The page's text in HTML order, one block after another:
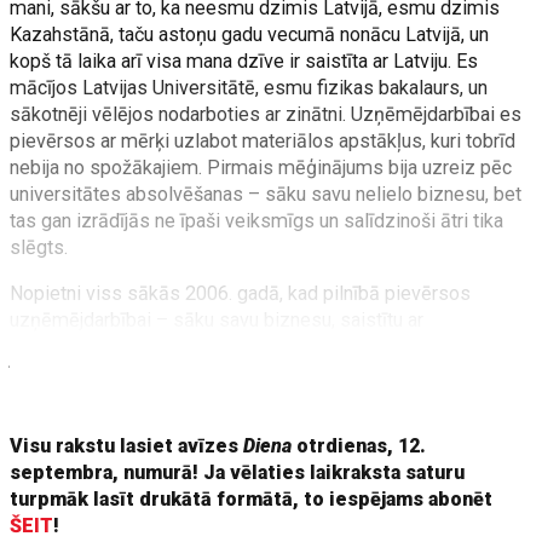
mani, sākšu ar to, ka neesmu dzimis Latvijā, esmu dzimis
Kazahstānā, taču astoņu gadu vecumā nonācu Latvijā, un
kopš tā laika arī visa mana dzīve ir saistīta ar Latviju. Es
mācījos Latvijas Universitātē, esmu fizikas bakalaurs, un
sākotnēji vēlējos nodarboties ar zinātni. Uzņēmējdarbībai es
pievērsos ar mērķi uzlabot materiālos apstākļus, kuri tobrīd
nebija no spožākajiem. Pirmais mēģinājums bija uzreiz pēc
universitātes absolvēšanas – sāku savu nelielo biznesu, bet
tas gan izrādījās ne īpaši veiksmīgs un salīdzinoši ātri tika
slēgts.
Nopietni viss sākās 2006. gadā, kad pilnībā pievērsos
Visu rakstu lasiet avīzesDiena otrdienas, 12.
septembra, numurā! Ja vēlaties laikraksta saturu
turpmāk lasīt drukātā formātā, to iespējams abonēt
ŠEIT!